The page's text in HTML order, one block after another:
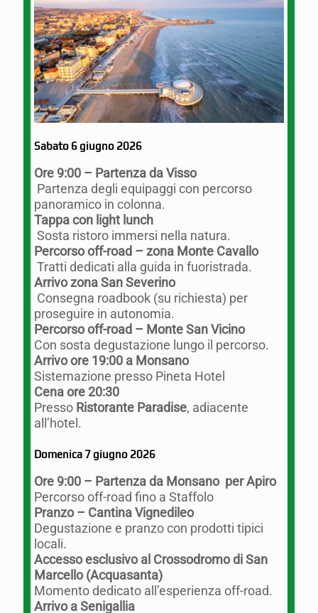
Sabato 6 giugno 2026
Ore 9:00 – Partenza da Visso
Partenza degli equipaggi con percorso
panoramico in colonna.
Tappa con light lunch
Sosta ristoro immersi nella natura.
Percorso off-road – zona Monte Cavallo
Tratti dedicati alla guida in fuoristrada.
Arrivo zona San Severino
Consegna roadbook (su richiesta) per
proseguire in autonomia.
Percorso off-road – Monte San Vicino
Con sosta degustazione lungo il percorso.
Arrivo ore 19:00 a Monsano
Sistemazione presso Pineta Hotel
Cena ore 20:30
Presso Ristorante Paradise, adiacente
all’hotel.
Domenica 7 giugno 2026
Ore 9:00 – Partenza da Monsano per Apiro
Percorso off-road fino a Staffolo
Pranzo – Cantina Vignedileo
Degustazione e pranzo con prodotti tipici
locali.
Accesso esclusivo al Crossodromo di San
Marcello (Acquasanta)
Momento dedicato all’esperienza off-road.
Arrivo a Senigallia